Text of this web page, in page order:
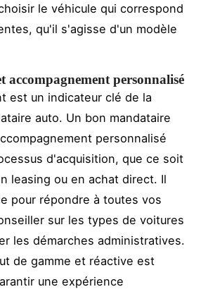
le véhicule qui correspond
qu'il s'agisse d'un modèle
accompagnement personnalisé
est un indicateur clé de la
auto. Un bon mandataire
personnalisé
d'acquisition, que ce soit
leasing ou en achat direct. Il
pour répondre à toutes vos
sur les types de voitures
les démarches administratives.
de gamme et réactive est
une expérience